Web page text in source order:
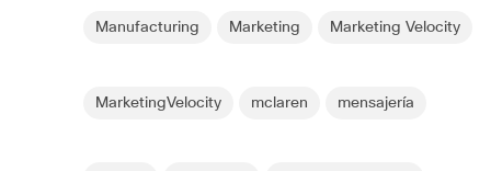
Manufacturing Marketing Marketing Velocity
MarketingVelocity mclaren mensajería